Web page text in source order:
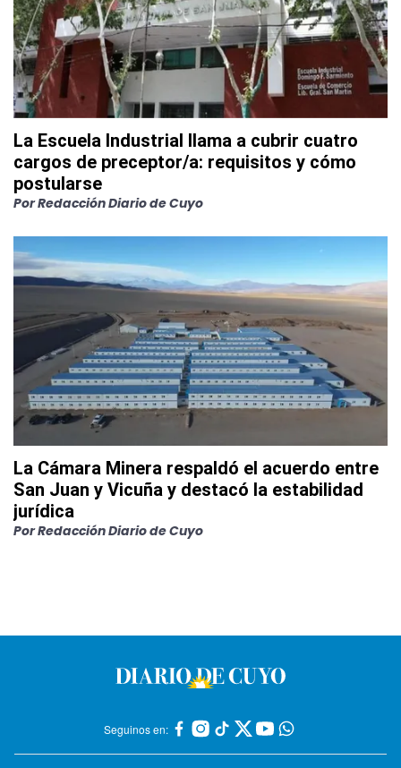
La Escuela Industrial llama a cubrir cuatro
cargos de preceptor/a: requisitos y cómo
postularse
PorRedacción Diario de Cuyo
La Cámara Minera respaldó el acuerdo entre
San Juan y Vicuña y destacó la estabilidad
jurídica
PorRedacción Diario de Cuyo
Seguinos en: